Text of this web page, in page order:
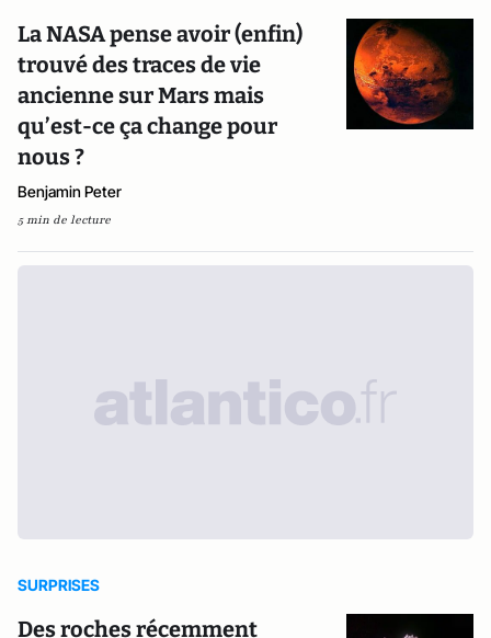
La NASA pense avoir (enfin)
trouvé des traces de vie
ancienne sur Mars mais
qu’est-ce ça change pour
nous ?
Benjamin Peter
5 min de lecture
SURPRISES
Des roches récemment